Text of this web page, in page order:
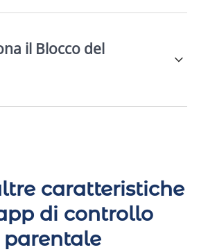
il Blocco del
caratteristiche
di controllo
parentale